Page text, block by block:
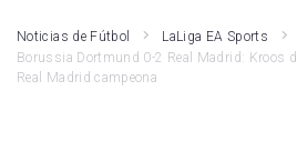
Noticias de Fútbol LaLiga EA Sports
Borussia Dortmund 0-2 Real Madrid: Kroos
Real Madrid campeona